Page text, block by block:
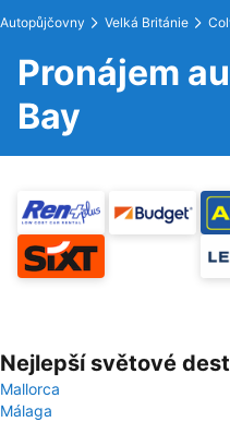
Autopůjčovny Velká Británie
Pronájem
Bay
Nejlepší světové
Mallorca
Málaga